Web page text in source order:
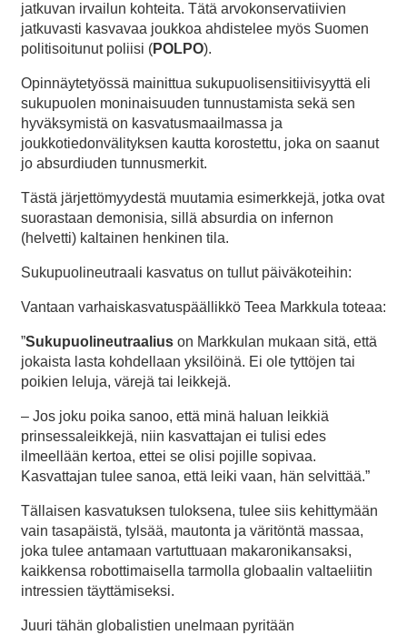
jatkuvan irvailun kohteita. Tätä arvokonservatiivien
jatkuvasti kasvavaa joukkoa ahdistelee myös Suomen
politisoitunut poliisi (POLPO).
Opinnäytetyössä mainittua sukupuolisensitiivisyyttä eli
sukupuolen moninaisuuden tunnustamista sekä sen
hyväksymistä on kasvatusmaailmassa ja
joukkotiedonvälityksen kautta korostettu, joka on saanut
jo absurdiuden tunnusmerkit.
Tästä järjettömyydestä muutamia esimerkkejä, jotka ovat
suorastaan demonisia, sillä absurdia on infernon
(helvetti) kaltainen henkinen tila.
Sukupuolineutraali kasvatus on tullut päiväkoteihin:
Vantaan varhaiskasvatuspäällikkö Teea Markkula toteaa:
”Sukupuolineutraalius on Markkulan mukaan sitä, että
jokaista lasta kohdellaan yksilöinä. Ei ole tyttöjen tai
poikien leluja, värejä tai leikkejä.
– Jos joku poika sanoo, että minä haluan leikkiä
prinsessaleikkejä, niin kasvattajan ei tulisi edes
ilmeellään kertoa, ettei se olisi pojille sopivaa.
Kasvattajan tulee sanoa, että leiki vaan, hän selvittää.”
Tällaisen kasvatuksen tuloksena, tulee siis kehittymään
vain tasapäistä, tylsää, mautonta ja väritöntä massaa,
joka tulee antamaan vartuttuaan makaronikansaksi,
kaikkensa robottimaisella tarmolla globaalin valtaeliitin
intressien täyttämiseksi.
Juuri tähän globalistien unelmaan pyritään